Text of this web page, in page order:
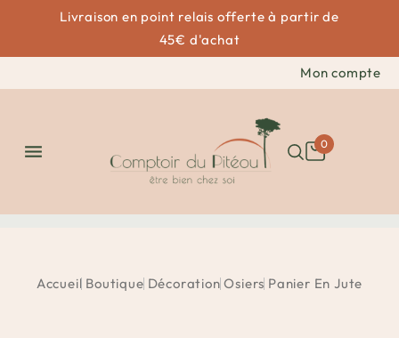
Livraison en point relais offerte à partir de
45€ d'achat
Mon compte
 0
Accueil Boutique Décoration Osiers Panier En Jute